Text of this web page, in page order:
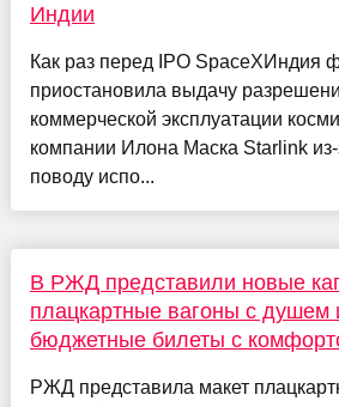
Индии
Как раз перед IPO SpaceXИндия
приостановила выдачу
коммерческой эксплуатации
компании Илона Маска Starlink
поводу испо...
В РЖД представили новые
плацкартные вагоны с
бюджетные билеты с
РЖД представила макет